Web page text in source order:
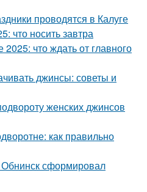
проводятся в Калуге
что носить завтра
что ждать от главного
джинсы: советы и
женских джинсов
как правильно
сформировал